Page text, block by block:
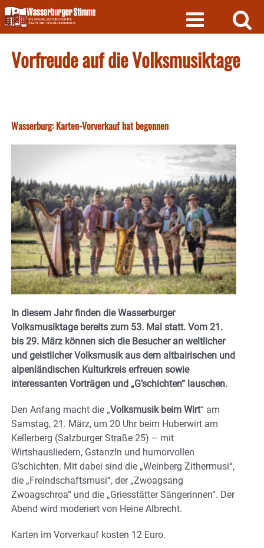
Skip
to
content
Vorfreude auf die Volksmusiktage
Wasserburg: Karten-Vorverkauf hat begonnen
In diesem Jahr finden die Wasserburger
Volksmusiktage bereits zum 53. Mal statt. Vom 21.
bis 29. März können sich die Besucher an weltlicher
und geistlicher Volksmusik aus dem altbairischen und
alpenländischen Kulturkreis erfreuen sowie
interessanten Vorträgen und „G’schichten“ lauschen.
Den Anfang macht die „Volksmusik beim Wirt“ am
Samstag, 21. März, um 20 Uhr beim Huberwirt am
Kellerberg (Salzburger Straße 25) – mit
Wirtshausliedern, Gstanzln und humorvollen
G’schichten. Mit dabei sind die „Weinberg Zithermusi“,
die „Freindschaftsmusi“, der „Zwoagsang
Zwoagschroa“ und die „Griesstätter Sängerinnen“. Der
Abend wird moderiert von Heine Albrecht.
Karten im Vorverkauf kosten 12 Euro.